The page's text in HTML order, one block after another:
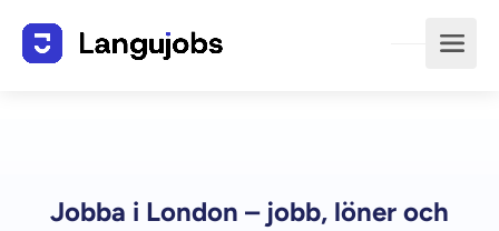
Jobba i London – jobb, löner och